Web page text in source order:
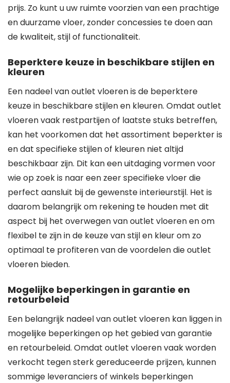
prijs. Zo kunt u uw ruimte voorzien van een prachtige
en duurzame vloer, zonder concessies te doen aan
de kwaliteit, stijl of functionaliteit.
Beperktere keuze in beschikbare stijlen en
kleuren
Een nadeel van outlet vloeren is de beperktere
keuze in beschikbare stijlen en kleuren. Omdat outlet
vloeren vaak restpartijen of laatste stuks betreffen,
kan het voorkomen dat het assortiment beperkter is
en dat specifieke stijlen of kleuren niet altijd
beschikbaar zijn. Dit kan een uitdaging vormen voor
wie op zoek is naar een zeer specifieke vloer die
perfect aansluit bij de gewenste interieurstijl. Het is
daarom belangrijk om rekening te houden met dit
aspect bij het overwegen van outlet vloeren en om
flexibel te zijn in de keuze van stijl en kleur om zo
optimaal te profiteren van de voordelen die outlet
vloeren bieden.
Mogelijke beperkingen in garantie en
retourbeleid
Een belangrijk nadeel van outlet vloeren kan liggen in
mogelijke beperkingen op het gebied van garantie
en retourbeleid. Omdat outlet vloeren vaak worden
verkocht tegen sterk gereduceerde prijzen, kunnen
sommige leveranciers of winkels beperkingen